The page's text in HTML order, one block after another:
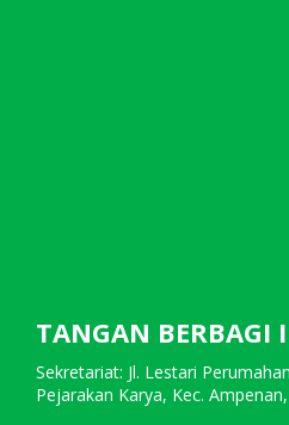
TANGAN BERBAGI
Sekretariat: Jl. Lestari
Pejarakan Karya, Kec.